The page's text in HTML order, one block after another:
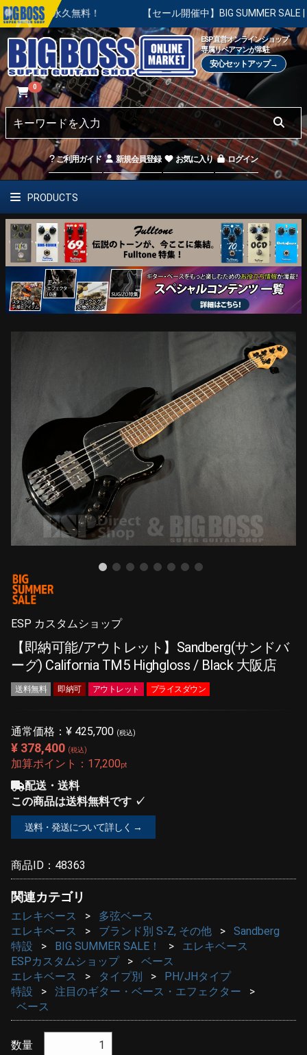
は永久無料！ 【セール開催中】BIG SUMMER SALE | 対
ESP直営オンラインショップ
専属リペアマンが常駐
安心セットアップ→
0
ご利用ガイド 新規会員登録 お気に入り ログイン
PRODUCTS
ESP カスタムショップ
【即納可能/アウトレット】Sandberg(サンドバ
ーグ) California TM5 Highgloss / Black 大阪店
送料無料 即納可 アウトレット プライスダウン
通常価格： ¥ 425,700 (税込)
¥ 378,400 (税込)
加算ポイント： 17,200pt
配送・送料
この商品は送料無料です ✓
送料・発送について詳しく →
商品ID： 48363
関連カテゴリ
エレキベース
多弦ベース
エレキベース
ブランド別 S-Z, その他
Sandberg
特設
BIG SUMMER SALE！
エレキベース
ESPカスタムショップ
ベース
エレキベース
タイプ別
PH/JHタイプ
特設
注目のギター・ベース・エフェクター
ベース
数量